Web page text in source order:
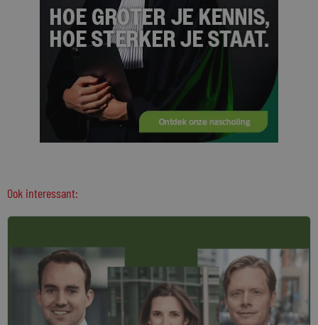
Ook interessant: